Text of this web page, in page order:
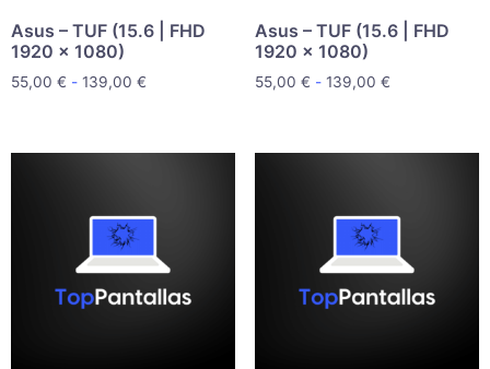
Asus – TUF (15.6 | FHD
1920 x 1080)
55,00 € - 139,00 €
Asus – TUF (15.6 | FHD
1920 x 1080)
55,00 € - 139,00 €